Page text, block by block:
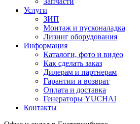
Услуги
ЗИП
Монтаж и пусконаладка
Лизинг оборудования
Информация
Каталоги, фото и видео
Как сделать заказ
Дилерам и партнерам
Гарантии и возврат
Оплата и доставка
Генераторы YUCHAI
Контакты